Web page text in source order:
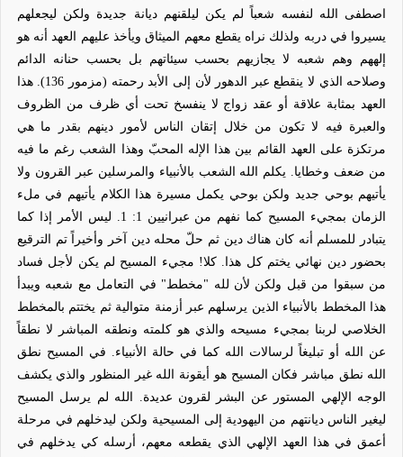
اصطفى الله لنفسه شعباً لم يكن ليلقنهم ديانة جديدة ولكن ليجعلهم
يسيروا في دربه ولذلك نراه يقطع معهم الميثاق ويأخذ عليهم العهد أنه هو
إلههم وهم شعبه لا يجازيهم بحسب سيئاتهم بل بحسب حنانه الدائم
وصلاحه الذي لا ينقطع عبر الدهور لأن إلى الأبد رحمته (مزمور 136). هذا
العهد بمثابة علاقة أو عقد زواج لا ينفسخ تحت أي ظرف من الظروف
والعبرة فيه لا تكون من خلال إتقان الناس لأمور دينهم بقدر ما هي
مرتكزة على العهد القائم بين هذا الإله المحبّ وهذا الشعب رغم ما فيه
من ضعف وخطايا. يكلم الله الشعب بالأنبياء والمرسلين عبر القرون ولا
يأتيهم بوحي جديد ولكن بوحي يكمل مسيرة هذا الكلام يأتيهم في ملء
الزمان بمجيء المسيح كما نفهم من عبرانيين 1: 1. ليس الأمر إذا كما
يتبادر للمسلم أنه كان هناك دين ثم حلّ محله دين آخر وأخيراً تم الترقيع
بحضور دين نهائي يختم كل هذا. كلا! مجيء المسيح لم يكن لأجل فساد
من سبقوا من قبل ولكن لأن لله "مخطط" في التعامل مع شعبه ويبدأ
هذا المخطط بالأنبياء الذين يرسلهم عبر أزمنة متوالية ثم يختتم بالمخطط
الخلاصي لربنا بمجيء مسيحه والذي هو كلمته ونطقه المباشر لا نطقاً
عن الله أو تبليغاً لرسالات الله كما في حالة الأنبياء. في المسيح نطق
الله نطق مباشر فكان المسيح هو أيقونة الله غير المنظور والذي يكشف
الوجه الإلهي المستور عن البشر لقرون عديدة. الله لم يرسل المسيح
ليغير الناس ديانتهم من اليهودية إلى المسيحية ولكن ليدخلهم في مرحلة
أعمق في هذا العهد الإلهي الذي يقطعه معهم، أرسله كي يدخلهم في